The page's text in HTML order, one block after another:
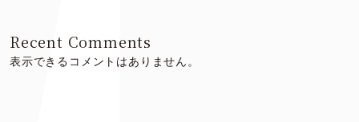
Recent Comments
表示できるコメントはありません。